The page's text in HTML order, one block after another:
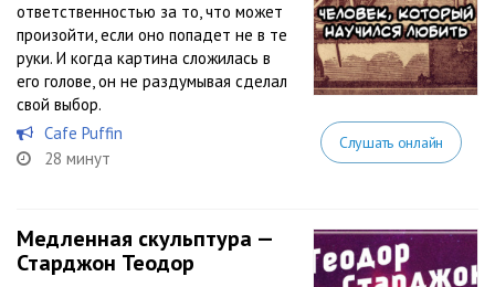
ответственностью за то, что может
произойти, если оно попадет не в те
руки. И когда картина сложилась в
его голове, он не раздумывая сделал
свой выбор.
Cafe Puffin
28 минут
Слушать онлайн
Медленная скульптура —
Старджон Теодор